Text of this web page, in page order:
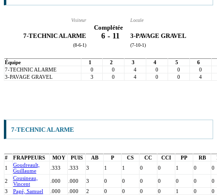
Visiteur
7-TECHNIC ALARME
(8-6-1)
Complétée
6 - 11
Locale
3-PAVAGE GRAVEL
(7-10-1)
Équipe 1 2 3 4 5
6
7-TECHNIC ALARME
0 0 4 0 0
0
3-PAVAGE GRAVEL
3 0 4 0 0 4
7-TECHNIC ALARME
# FRAPPEURS MOY PUIS AB P CS CC CCI PP RB
1
Goudreault,
Guillaume
.333 .333 3 1 1 0 0 1 0 0
2
Cousineau,
Vincent
.000 .000 3 0 0 0 0 0 0
0
3
Pagé, Samuel .000 .000 2 0 0 0 0 1 0
0